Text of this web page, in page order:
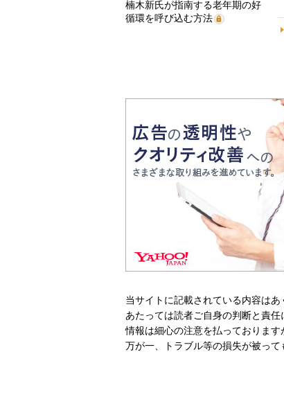
楠木新氏が指南する老年期の好
循環を呼び込む方法
当サイトに記載されている内容は
あたっては読者ご自身の判断と責
情報は細心の注意を払っておりま
万が一、トラブル等の損失が被って